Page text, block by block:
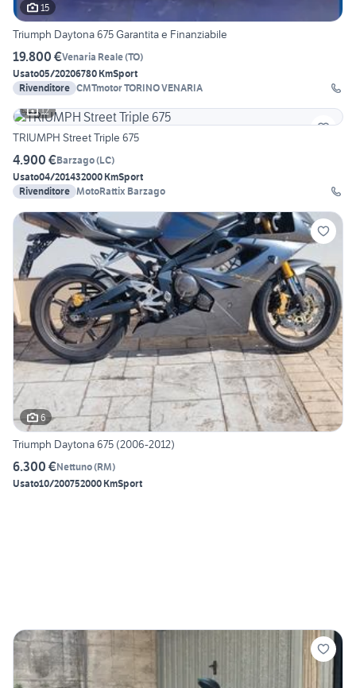
15
Triumph Daytona 675 Garantita e Finanziabile
19.800 €Venaria Reale(TO)
Usato05/20206780 KmSport
Rivenditore CMTmotor TORINO VENARIA
12
TRIUMPH Street Triple 675
4.900 €Barzago(LC)
Usato04/201432000 KmSport
Rivenditore MotoRattix Barzago
6
Triumph Daytona 675 (2006-2012)
6.300 €Nettuno(RM)
Usato10/200752000 KmSport